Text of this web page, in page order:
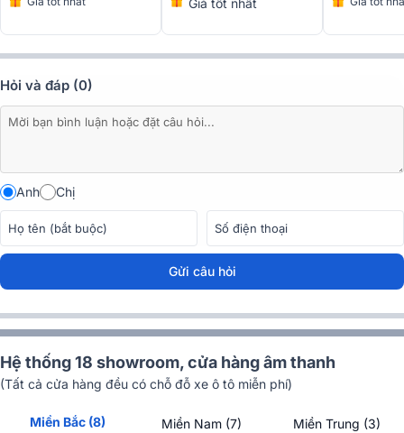
Đánh giá thiết kế Amply Chord CPM 3350
rất lịch lãm và mang đặc trưng của thương hiệu Chord, kết hợp
cùng sự tỉ mỉ và sáng tạo trong quá trình sản xuất mang đến chất
Giá tốt nhất
Hỏi và đáp (0)
Anh Chị
Gửi câu hỏi
Hệ thống 18 showroom, cửa hàng âm thanh
(Tất cả cửa hàng đều có chỗ đỗ xe ô tô miễn phí)
Miền Bắc (8) Miền Nam (7) Miền Trung (3)